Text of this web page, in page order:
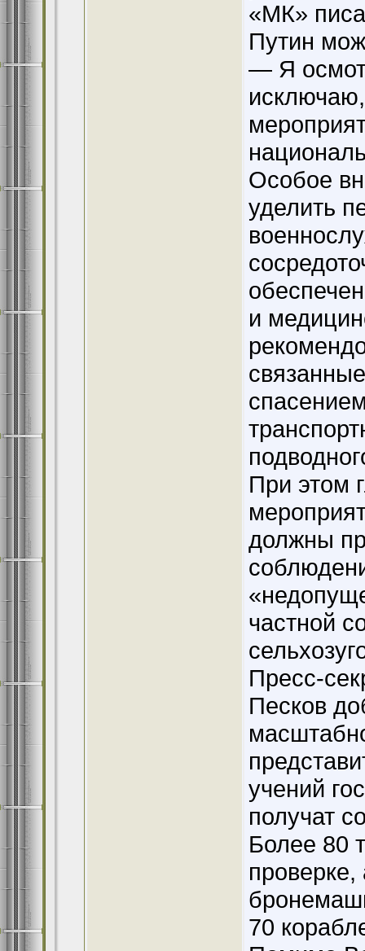
«МК»
Путин
— Я
Особое
уделить
и
При этом
должны
частной
Пресс-
Песков
учений
получат
Более 80
проверке,
70